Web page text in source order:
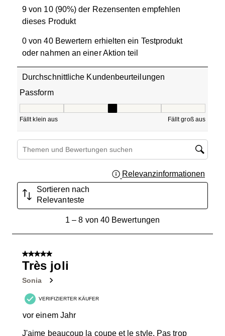
9 von 10 (90%) der Rezensenten empfehlen
dieses Produkt
0 von 40 Bewertern erhielten ein Testprodukt
oder nahmen an einer Aktion teil
Durchschnittliche Kundenbeurteilungen
Passform
Fällt klein aus Fällt groß aus
Suchthemen und Bewertungen Suchregion
Relevanzinformationen
Sortieren nach
Relevanteste
von
40
Bewertungen.
1 – 8 von 40 Bewertungen
5 von 5 Sternen.
Très joli
Sonia
VERIFIZIERTER KÄUFER
vor einem Jahr
J'aime beaucoup la coupe et le style. Pas trop